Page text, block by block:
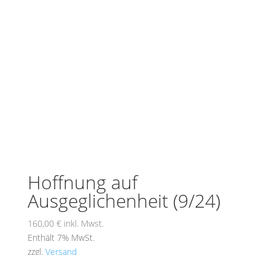
Hoffnung auf
Ausgeglichenheit (9/24)
160,00 € inkl. Mwst.
Enthält 7% MwSt.
zzgl. Versand